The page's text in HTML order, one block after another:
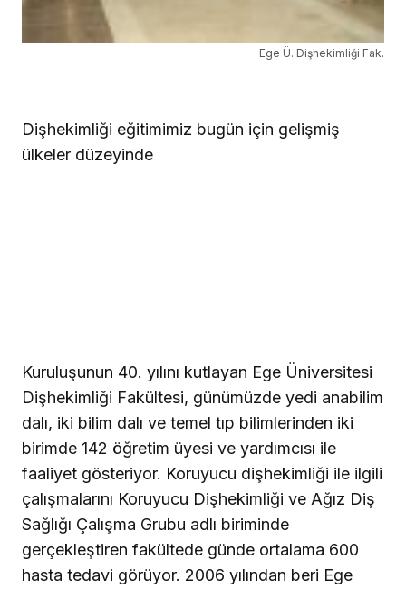
Ege Ü. Dişhekimliği Fak.
Dişhekimliği eğitimimiz bugün için gelişmiş
ülkeler düzeyinde
Kuruluşunun 40. yılını kutlayan Ege Üniversitesi
Dişhekimliği Fakültesi, günümüzde yedi anabilim
dalı, iki bilim dalı ve temel tıp bilimlerinden iki
birimde 142 öğretim üyesi ve yardımcısı ile
faaliyet gösteriyor. Koruyucu dişhekimliği ile ilgili
çalışmalarını Koruyucu Dişhekimliği ve Ağız Diş
Sağlığı Çalışma Grubu adlı biriminde
gerçekleştiren fakültede günde ortalama 600
hasta tedavi görüyor. 2006 yılından beri Ege